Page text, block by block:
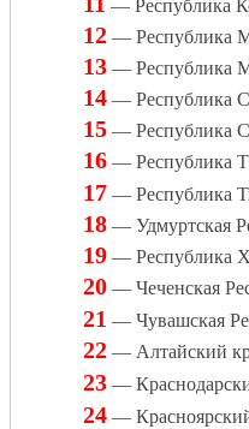
— Республика
12 — Республика
13 — Республика
14 — Республика
15 — Республика
16 — Республика
17 — Республика
18 — Удмуртская
19 — Республика
20 — Чеченская
21 — Чувашская
22 — Алтайский
23 —
24 —